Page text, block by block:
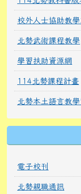
校外人士協助教
北勢武術課程教學
學習扶助資源網
114北勢課程計畫
北勢本土語言教
電子校刊
北勢親職通訊